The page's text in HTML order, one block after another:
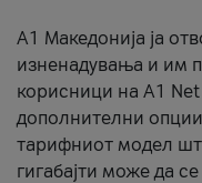
А1 Македонија ја
изненадувања и им
корисници на A1 Net
дополнителни
тарифниот модел
гигабајти може да